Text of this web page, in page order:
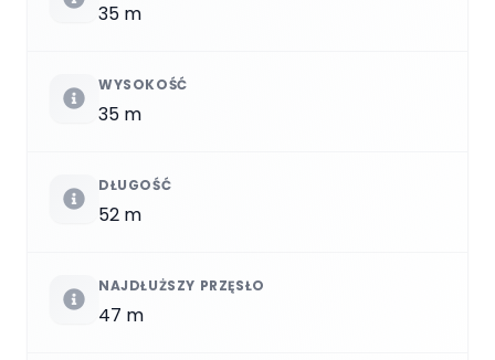
35 m
WYSOKOŚĆ
35 m
DŁUGOŚĆ
52 m
NAJDŁUŻSZY PRZĘSŁO
47 m